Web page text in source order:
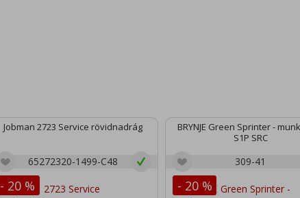
Jobman 2723 Service rövidnadrág
65272320-1499-C48
- 20 %
BRYNJE Green Sprinter -
S1P SRC
309-41
- 20 %